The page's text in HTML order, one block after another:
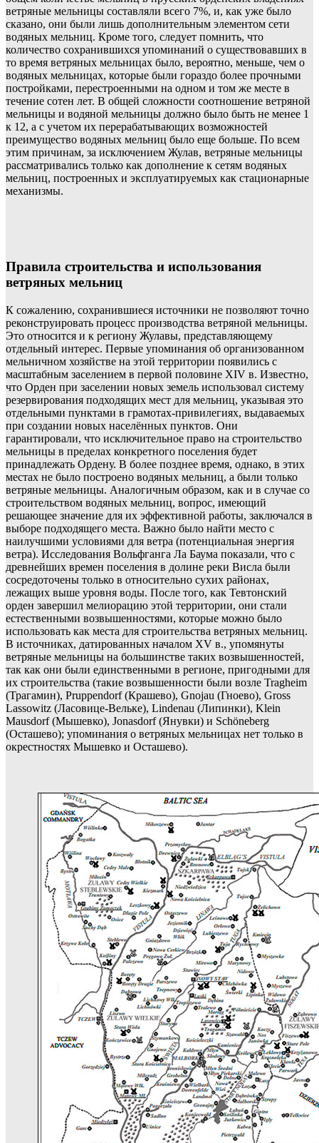
ветряные мельницы составляли всего 7%, и, как уже было
сказано, они были лишь дополнительным элементом сети
водяных мельниц. Кроме того, следует помнить, что
количество сохранившихся упоминаний о существовавших в
то время ветряных мельницах было, вероятно, меньше, чем о
водяных мельницах, которые были гораздо более прочными
постройками, перестроенными на одном и том же месте в
течение сотен лет. В общей сложности соотношение ветряной
мельницы и водяной мельницы должно было быть не менее 1
к 12, а с учетом их перерабатывающих возможностей
преимущество водяных мельниц было еще больше. По всем
этим причинам, за исключением Жулав, ветряные мельницы
рассматривались только как дополнение к сетям водяных
мельниц, построенных и эксплуатируемых как стационарные
механизмы.
Правила строительства и использования
ветряных мельниц
К сожалению, сохранившиеся источники не позволяют точно
реконструировать процесс производства ветряной мельницы.
Это относится и к региону Жулавы, представляющему
отдельный интерес. Первые упоминания об организованном
мельничном хозяйстве на этой территории появились с
масштабным заселением в первой половине XIV в. Известно,
что Орден при заселении новых земель использовал систему
резервирования подходящих мест для мельниц, указывая это
отдельными пунктами в грамотах-привилегиях, выдаваемых
при создании новых населённых пунктов. Они
гарантировали, что исключительное право на строительство
мельницы в пределах конкретного поселения будет
принадлежать Ордену. В более позднее время, однако, в этих
местах не было построено водяных мельниц, а были только
ветряные мельницы. Аналогичным образом, как и в случае со
строительством водяных мельниц, вопрос, имеющий
решающее значение для их эффективной работы, заключался в
выборе подходящего места. Важно было найти место с
наилучшими условиями для ветра (потенциальная энергия
ветра). Исследования Вольфганга Ла Баума показали, что с
древнейших времен поселения в долине реки Висла были
сосредоточены только в относительно сухих районах,
лежащих выше уровня воды. После того, как Тевтонский
орден завершил мелиорацию этой территории, они стали
естественными возвышенностями, которые можно было
использовать как места для строительства ветряных мельниц.
В источниках, датированных началом XV в., упомянуты
ветряные мельницы на большинстве таких возвышенностей,
так как они были единственными в регионе, пригодными для
их строительства (такие возвышенности были возле Tragheim
(Трагамин), Pruppendorf (Крашево), Gnojau (Гноево), Gross
Lassowitz (Ласовице-Вельке), Lindenau (Липинки), Klein
Mausdorf (Мышевко), Jonasdorf (Янувки) и Schöneberg
(Осташево); упоминания о ветряных мельницах нет только в
окрестностях Мышевко и Осташево).